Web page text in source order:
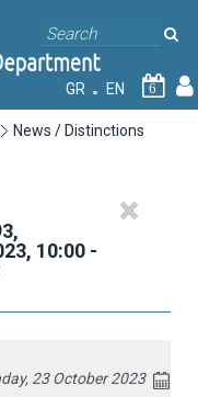
GR EN 6
News / Distinctions
10:00 -
23 October 2023